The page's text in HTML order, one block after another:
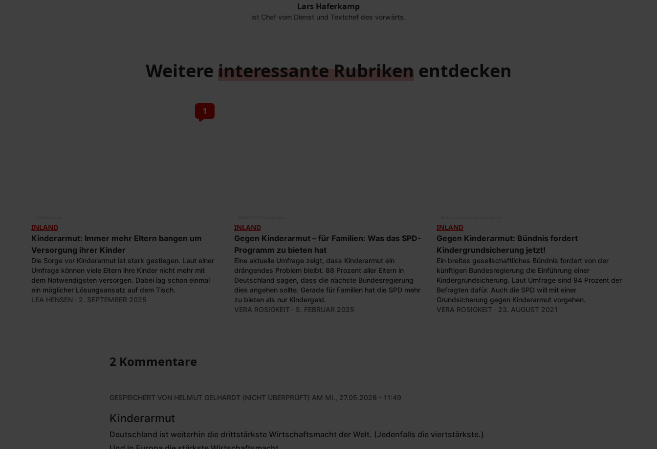
Lars Haferkamp
ist Chef vom Dienst und Textchef des vorwärts.
Weitere interessante Rubriken entdecken
1
INLAND
Kinderarmut: Immer mehr Eltern bangen um
Versorgung ihrer Kinder
Die Sorge vor Kinderarmut ist stark gestiegen. Laut einer
Umfrage können viele Eltern ihre Kinder nicht mehr mit
dem Notwendigsten versorgen. Dabei lag schon einmal
ein möglicher Lösungsansatz auf dem Tisch.
LEA HENSEN · 2. SEPTEMBER 2025
INLAND
Gegen Kinderarmut – für Familien: Was das SPD-
Programm zu bieten hat
Eine aktuelle Umfrage zeigt, dass Kinderarmut ein
drängendes Problem bleibt. 88 Prozent aller Eltern in
Deutschland sagen, dass die nächste Bundesregierung
dies angehen sollte. Gerade für Familien hat die SPD mehr
zu bieten als nur Kindergeld.
VERA ROSIGKEIT · 5. FEBRUAR 2025
INLAND
Gegen Kinderarmut: Bündnis fordert
Kindergrundsicherung jetzt!
Ein breites gesellschaftliches Bündnis fordert von der
künftigen Bundesregierung die Einführung einer
Kindergrundsicherung. Laut Umfrage sind 94 Prozent der
Befragten dafür. Auch die SPD will mit einer
Grundsicherung gegen Kinderarmut vorgehen.
VERA ROSIGKEIT · 23. AUGUST 2021
2 Kommentare
GESPEICHERT VON HELMUT GELHARDT (NICHT ÜBERPRÜFT) AM MI., 27.05.2026 - 11:49
Kinderarmut
Deutschland ist weiterhin die drittstärkste Wirtschaftsmacht der Welt. (Jedenfalls die viertstärkste.)